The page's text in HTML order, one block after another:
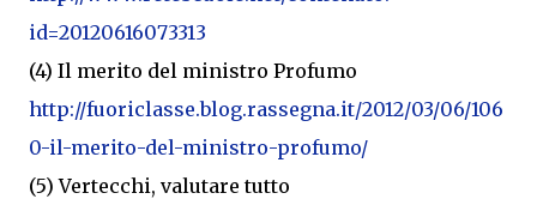
id=20120616073313
(4) Il merito del ministro Profumo
http://fuoriclasse.blog.rassegna.it/2012/03/06/106
0-il-merito-del-ministro-profumo/
(5) Vertecchi, valutare tutto